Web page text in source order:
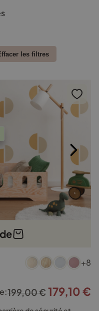
les filtres
+8
199,00€Le
prix
179,10€